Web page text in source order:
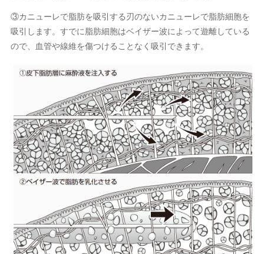
③カニューレで脂肪を吸引する刃のないカニューレで脂肪細胞を
吸引します。すでに脂肪細胞はベイザー波によって遊離している
ので、血管や線維を傷つけることなく吸引できます。